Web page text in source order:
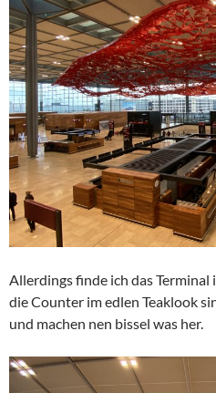
Allerdings finde ich das
die Counter im edlen Teaklook
und machen nen bissel was her.